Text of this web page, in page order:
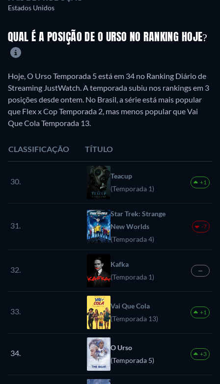
Estados Unidos
QUAL É A POSIÇÃO DE O URSO NO RANKING HOJE?
Hoje, O Urso Temporada 5 está em 34 no Ranking Diário de
Streaming JustWatch. A temporada subiu nos rankings em 3
posições desde ontem. No Brasil, a série está mais popular
que Flex x Cop Temporada 2, mas menos popular que Vai
Que Cola Temporada 13.
CLASSIFICAÇÃO TÍTULO
30.
Teacup
(Temporada 1)
+1
31.
Star Trek: Strange
New Worlds
(Temporada 4)
-7
32.
Kafka
(Temporada 1)
—
33.
Vai Que Cola
(Temporada 13)
+1
34.
O Urso
(Temporada 5)
+3